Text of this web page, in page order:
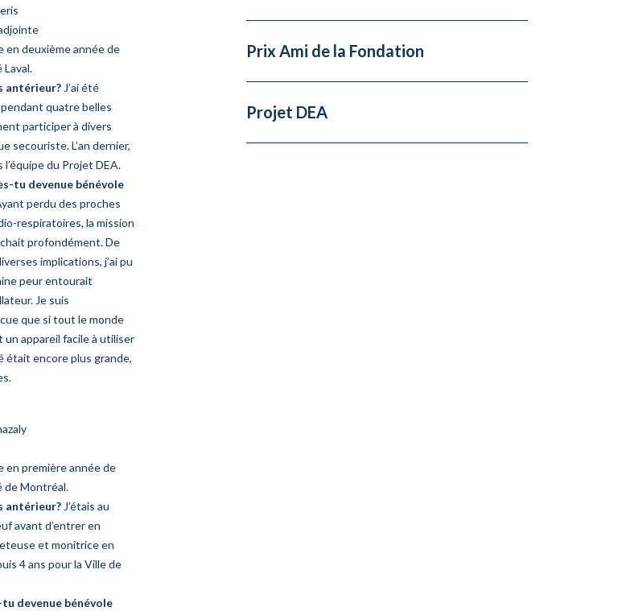
en deuxième année de
Laval.
antérieur? J’ai été
quatre belles
participer à divers
secouriste. L’an dernier,
l’équipe du Projet DEA.
tu devenue bénévole
perdu des proches
respiratoires, la mission
profondément. De
implications, j’ai pu
peur entourait
Je suis
que si tout le monde
un appareil facile à utiliser
était encore plus grande,
en première année de
de Montréal.
antérieur? J’étais au
avant d’entrer en
et monitrice en
4 ans pour la Ville de
devenue bénévole
Prix Ami de la Fondation
Projet DEA